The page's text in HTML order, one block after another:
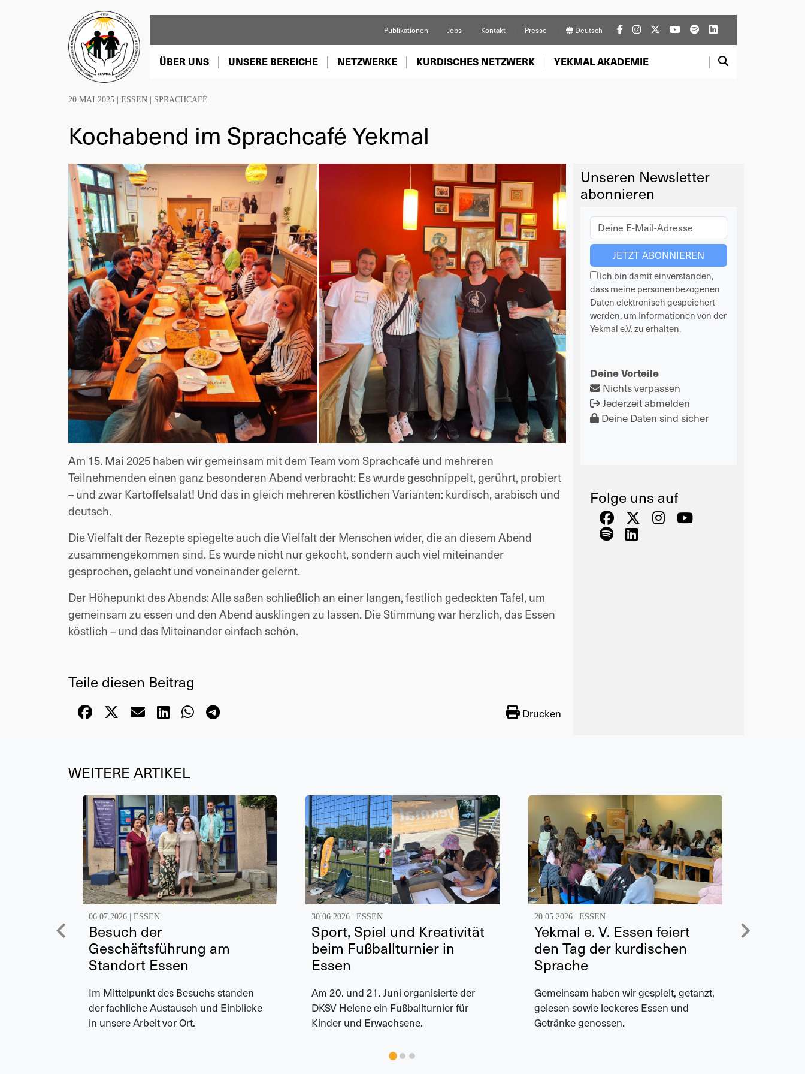
Publikationen Jobs Kontakt Presse Deutsch
ÜBER UNS UNSERE BEREICHE NETZWERKE KURDISCHES NETZWERK YEKMAL AKADEMIE
20 MAI 2025 | ESSEN SPRACHCAFÉ
Kochabend im Sprachcafé Yekmal
Am 15. Mai 2025 haben wir gemeinsam mit dem Team vom Sprachcafé und mehreren
Teilnehmenden einen ganz besonderen Abend verbracht: Es wurde geschnippelt, gerührt, probiert
– und zwar Kartoffelsalat! Und das in gleich mehreren köstlichen Varianten: kurdisch, arabisch und
deutsch.
Die Vielfalt der Rezepte spiegelte auch die Vielfalt der Menschen wider, die an diesem Abend
zusammengekommen sind. Es wurde nicht nur gekocht, sondern auch viel miteinander
gesprochen, gelacht und voneinander gelernt.
Der Höhepunkt des Abends: Alle saßen schließlich an einer langen, festlich gedeckten Tafel, um
gemeinsam zu essen und den Abend ausklingen zu lassen. Die Stimmung war herzlich, das Essen
köstlich – und das Miteinander einfach schön.
Teile diesen Beitrag
Drucken
Unseren Newsletter
abonnieren
Ich bin damit einverstanden,
dass meine personenbezogenen
Daten elektronisch gespeichert
werden, um Informationen von der
Yekmal e.V. zu erhalten.
Deine Vorteile
Nichts verpassen
Jederzeit abmelden
Deine Daten sind sicher
Folge uns auf
WEITERE ARTIKEL
06.07.2026 | ESSEN
Besuch der
Geschäftsführung am
Standort Essen
Im Mittelpunkt des Besuchs standen
der fachliche Austausch und Einblicke
in unsere Arbeit vor Ort.
30.06.2026 | ESSEN
Sport, Spiel und Kreativität
beim Fußballturnier in
Essen
Am 20. und 21. Juni organisierte der
DKSV Helene ein Fußballturnier für
Kinder und Erwachsene.
20.05.2026 | ESSEN
Yekmal e. V. Essen feiert
den Tag der kurdischen
Sprache
Gemeinsam haben wir gespielt, getanzt,
gelesen sowie leckeres Essen und
Getränke genossen.